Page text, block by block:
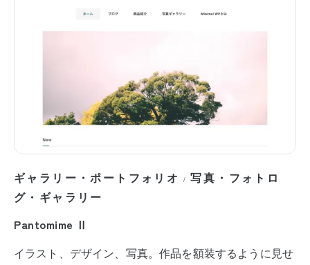
ギャラリー・ポートフォリオ /写真・フォトロ
グ・ギャラリー
Pantomime Ⅱ
イラスト、デザイン、写真。作品を額装するように見せ